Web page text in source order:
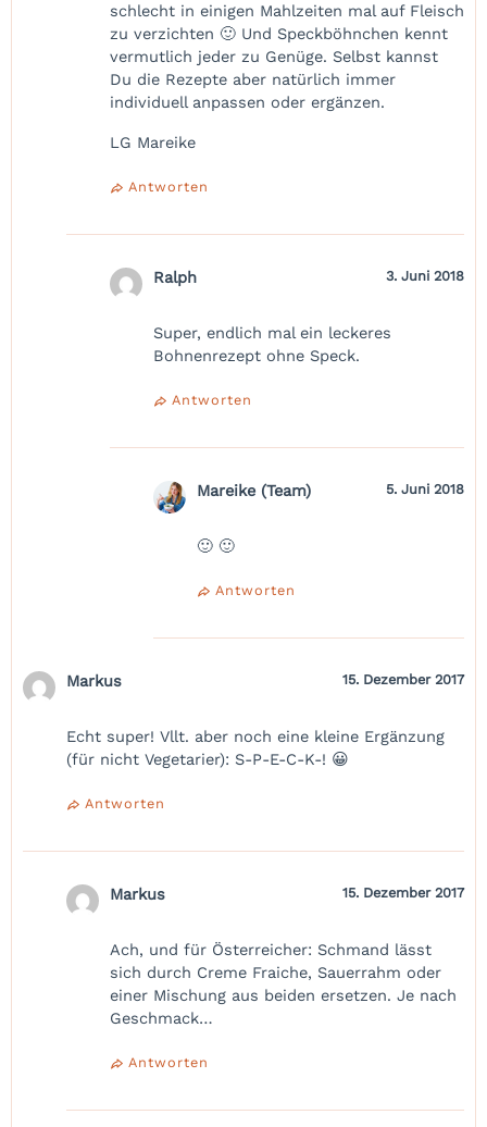
schlecht in einigen Mahlzeiten mal auf Fleisch
zu verzichten 🙂 Und Speckböhnchen kennt
vermutlich jeder zu Genüge. Selbst kannst
Du die Rezepte aber natürlich immer
individuell anpassen oder ergänzen.
LG Mareike
Antworten
Ralph 3. Juni 2018
Super, endlich mal ein leckeres
Bohnenrezept ohne Speck.
Antworten
Mareike (Team) 5. Juni 2018
🙂 🙂
Antworten
Markus 15. Dezember 2017
Echt super! Vllt. aber noch eine kleine Ergänzung
(für nicht Vegetarier): S-P-E-C-K-! 😀
Antworten
Markus 15. Dezember 2017
Ach, und für Österreicher: Schmand lässt
sich durch Creme Fraiche, Sauerrahm oder
einer Mischung aus beiden ersetzen. Je nach
Geschmack…
Antworten